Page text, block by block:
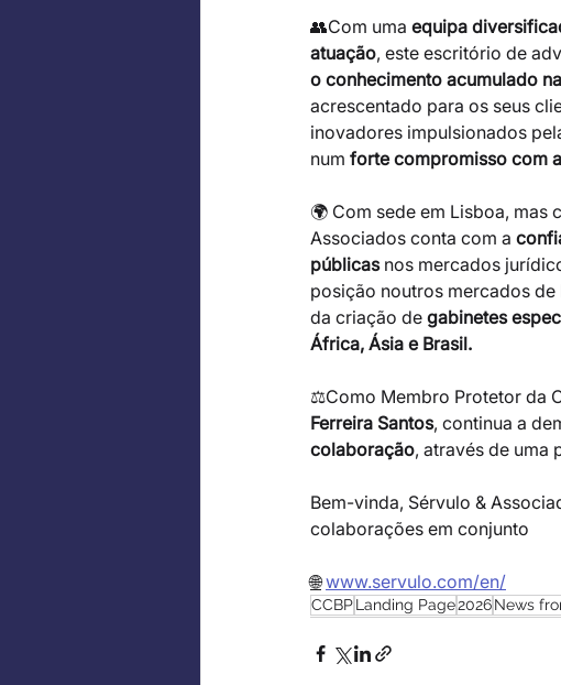
👥Com uma equipa
atuação, este escritório de
o conhecimento acumulado
acrescentado para os seus
inovadores impulsionados
num forte compromisso com
🌍 Com sede em Lisboa, mas
Associados conta com a
públicas nos mercados
posição noutros mercados
da criação de gabinetes
África, Ásia e Brasil.
⚖️Como Membro Protetor da
Ferreira Santos, continua a
colaboração, através de uma
Bem-vinda, Sérvulo &
colaborações em conjunto
🌐 www.servulo.com/en/
CCBPLanding Page2026News